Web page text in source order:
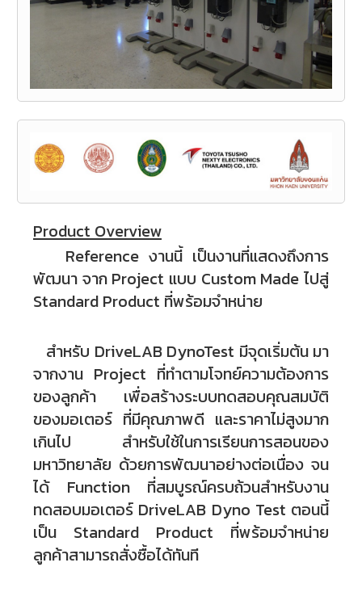
Product Overview
Reference งานนี้ เป็นงานที่แสดงถึงการ
พัฒนา จาก Project แบบ Custom Made ไปสู่
Standard Product ที่พร้อมจำหน่าย
สำหรับ DriveLAB DynoTest มีจุดเริ่มต้น มา
จากงาน Project ที่ทำตามโจทย์ความต้องการ
ของลูกค้า เพื่อสร้างระบบทดสอบคุณสมบัติ
ของมอเตอร์ ที่มีคุณภาพดี และราคาไม่สูงมาก
เกินไป สำหรับใช้ในการเรียนการสอนของ
มหาวิทยาลัย ด้วยการพัฒนาอย่างต่อเนื่อง จน
ได้ Function ที่สมบูรณ์ครบถ้วนสำหรับงาน
ทดสอบมอเตอร์ DriveLAB Dyno Test ตอนนี้
เป็น Standard Product ที่พร้อมจำหน่าย
ลูกค้าสามารถสั่งซื้อได้ทันที